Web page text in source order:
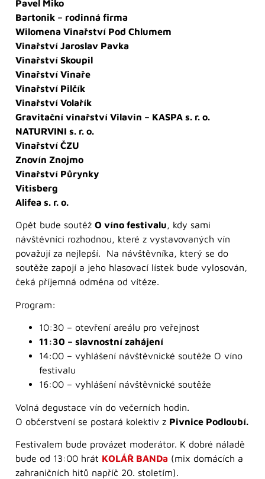
Pavel Miko
Bartonik – rodinná firma
Wilomena Vinařství Pod Chlumem
Vinařství Jaroslav Pavka
Vinařství Skoupil
Vinařství Vinaře
Vinařství Pilčík
Vinařství Volařík
Gravitační vinařství Vilavin – KASPA s. r. o.
NATURVINI s. r. o.
Vinařství ČZU
Znovín Znojmo
Vinařství Půrynky
Vitisberg
Alifea s. r. o.
Opět bude soutěž O víno festivalu, kdy sami
návštěvníci rozhodnou, které z vystavovaných vín
považují za nejlepší. Na návštěvníka, který se do
soutěže zapojí a jeho hlasovací lístek bude vylosován,
čeká příjemná odměna od vítěze.
Program:
10:30 – otevření areálu pro veřejnost
11:30 – slavnostní zahájení
14:00 – vyhlášení návštěvnické soutěže O víno
festivalu
16:00 – vyhlášení návštěvnické soutěže
Volná degustace vín do večerních hodin.
O občerstvení se postará kolektiv z Pivnice Podloubí.
Festivalem bude provázet moderátor. K dobré náladě
bude od 13:00 hrát KOLÁŘ BANDa (mix domácích a
zahraničních hitů napříč 20. stoletím).